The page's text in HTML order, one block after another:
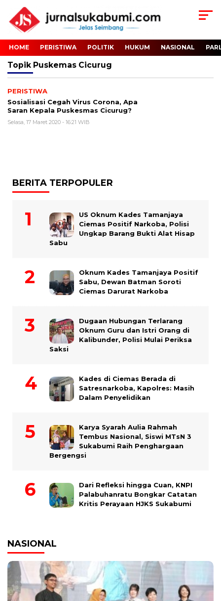
HOME PERISTIWA POLITIK HUKUM NASIONAL
Topik Puskemas Cicurug
PERISTIWA
Sosialisasi Cegah Virus Corona, Apa
Saran Kepala Puskesmas Cicurug?
Selasa, 17 Maret 2020 - 16:21 WIB
BERITA TERPOPULER
US Oknum Kades Tamanjaya
Ciemas Positif Narkoba, Polisi
Ungkap Barang Bukti Alat Hisap
Sabu
Oknum Kades Tamanjaya Positif
Sabu, Dewan Batman Soroti
Ciemas Darurat Narkoba
Dugaan Hubungan Terlarang
Oknum Guru dan Istri Orang di
Kalibunder, Polisi Mulai Periksa
Saksi
Kades di Ciemas Berada di
Satresnarkoba, Kapolres: Masih
Dalam Penyelidikan
Karya Syarah Aulia Rahmah
Tembus Nasional, Siswi MTsN 3
Sukabumi Raih Penghargaan
Bergengsi
Dari Refleksi hingga Cuan, KNPI
Palabuhanratu Bongkar Catatan
Kritis Perayaan HJKS Sukabumi
NASIONAL